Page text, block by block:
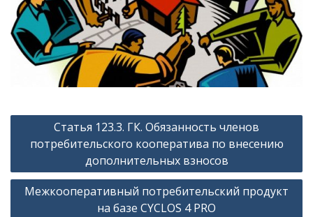
Навигация
Статья 123.3. ГК. Обязанность членов
потребительского кооператива по внесению
дополнительных взносов
Межкооперативный потребительский продукт
на базе CYCLOS 4 PRO